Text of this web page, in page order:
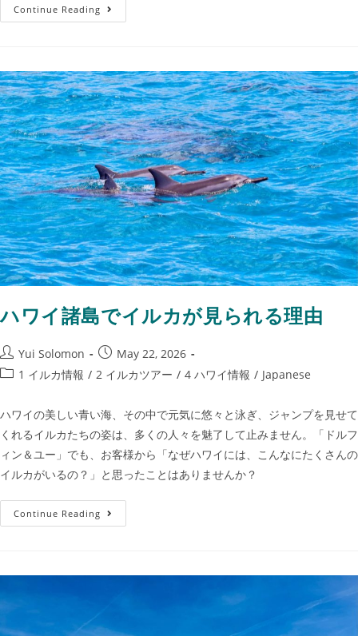
Continue Reading
ハワイ諸島でイルカが見られる理由
Yui Solomon
May 22, 2026
1 イルカ情報 / 2 イルカツアー / 4 ハワイ情報 / Japanese
ハワイの美しい青い海、その中で元気に悠々と泳ぎ、ジャンプを見せて
くれるイルカたちの姿は、多くの人々を魅了して止みません。「ドルフ
ィン＆ユー」でも、お客様から「なぜハワイには、こんなにたくさんの
イルカがいるの？」と思ったことはありませんか？
Continue Reading